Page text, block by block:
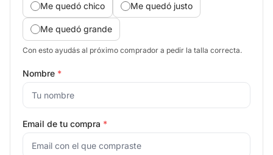
Me quedó chico Me quedó justo
Me quedó grande
Con esto ayudás al próximo comprador a pedir la talla correcta.
Nombre *
Email de tu compra *